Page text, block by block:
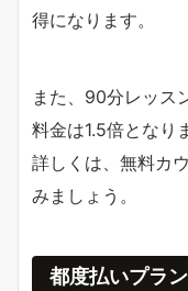
得になります。
また、90分レッス
料金は1.5倍となり
詳しくは、無料カ
みましょう。
都度払いプラン